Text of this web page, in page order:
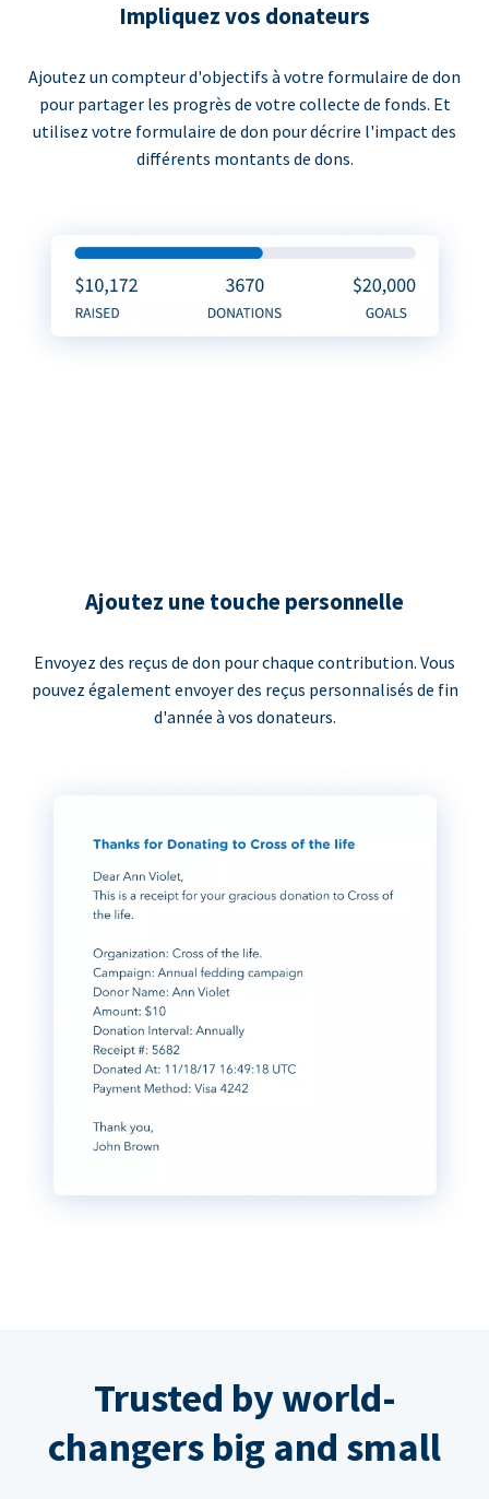
Impliquez vos donateurs
Ajoutez un compteur d'objectifs à votre formulaire de don
pour partager les progrès de votre collecte de fonds. Et
utilisez votre formulaire de don pour décrire l'impact des
différents montants de dons.
Ajoutez une touche personnelle
Envoyez des reçus de don pour chaque contribution. Vous
pouvez également envoyer des reçus personnalisés de fin
d'année à vos donateurs.
Trusted by world-
changers big and small